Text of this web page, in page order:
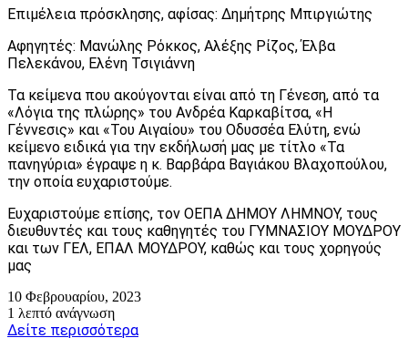
Επιμέλεια πρόσκλησης, αφίσας: Δημήτρης Μπιργιώτης
Αφηγητές: Μανώλης Ρόκκος, Αλέξης Ρίζος, Έλβα
Πελεκάνου, Ελένη Τσιγιάννη
Τα κείμενα που ακούγονται είναι από τη Γένεση, από τα
«Λόγια της πλώρης» του Ανδρέα Καρκαβίτσα, «Η
Γέννεσις» και «Του Αιγαίου» του Οδυσσέα Ελύτη, ενώ
κείμενο ειδικά για την εκδήλωσή μας με τίτλο «Τα
πανηγύρια» έγραψε η κ. Βαρβάρα Βαγιάκου Βλαχοπούλου,
την οποία ευχαριστούμε.
Ευχαριστούμε επίσης, τον ΟΕΠΑ ΔΗΜΟΥ ΛΗΜΝΟΥ, τους
διευθυντές και τους καθηγητές του ΓΥΜΝΑΣΙΟΥ ΜΟΥΔΡΟΥ
και των ΓΕΛ, ΕΠΑΛ ΜΟΥΔΡΟΥ, καθώς και τους χορηγούς
μας
10 Φεβρουαρίου, 2023
1 λεπτό ανάγνωση
Δείτε περισσότερα